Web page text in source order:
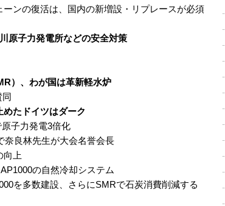
ーンの復活は、国内の新増設・リプレースが必須
原子力発電所などの安全対策
）、わが国は革新軽水炉
同
たドイツはダーク
子力発電3倍化
奈良林先生が大会名誉会長
向上
の自然冷却システム
を多数建設、さらにSMRで石炭消費削減する